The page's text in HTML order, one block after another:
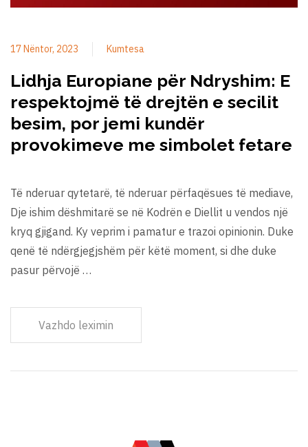
17 Nëntor, 2023 Kumtesa
Lidhja Europiane për Ndryshim: E
respektojmë të drejtën e secilit
besim, por jemi kundër
provokimeve me simbolet fetare
Të nderuar qytetarë, të nderuar përfaqësues të mediave,
Dje ishim dëshmitarë se në Kodrën e Diellit u vendos një
kryq gjigand. Ky veprim i pamatur e trazoi opinionin. Duke
qenë të ndërgjegjshëm për këtë moment, si dhe duke
pasur përvojë …
Vazhdo leximin